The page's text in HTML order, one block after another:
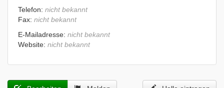
Telefon: nicht bekannt
Fax: nicht bekannt
E-Mailadresse: nicht bekannt
Website: nicht bekannt